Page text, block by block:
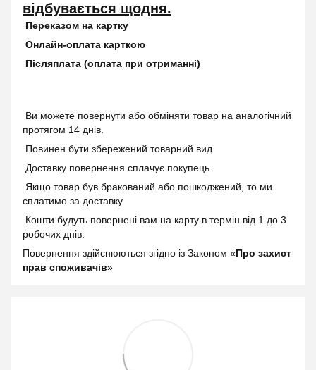
відбувається щодня.
Переказом на картку
Онлайн-оплата карткою
Післяплата (оплата при отриманні)
Ви можете повернути або обміняти товар на аналогічний
протягом 14 днів.
Повинен бути збережений товарний вид.
Доставку повернення сплачує покупець.
Якщо товар був бракований або пошкоджений, то ми
сплатимо за доставку.
Кошти будуть повернені вам на карту в термін від 1 до 3
робочих днів.
Повернення здійснюються згідно із Законом «Про захист
прав споживачів»